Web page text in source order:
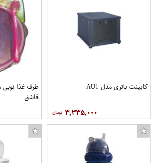
کابینت باتری مدل AU1
۳,۳۳۵,۰۰۰
قاشق